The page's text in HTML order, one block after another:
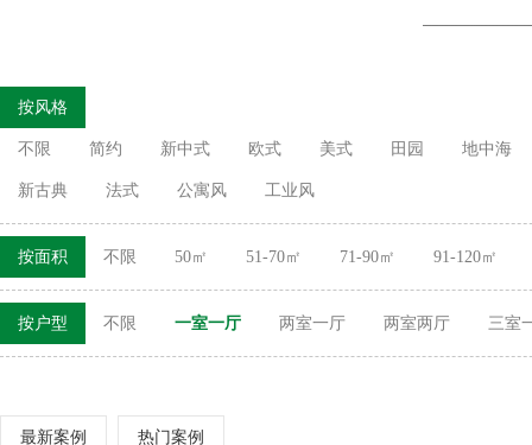
按风格
不限 简约 新中式 欧式 美式 田园 地中海
新古典 法式 公寓风 工业风
按面积 不限 50㎡ 51-70㎡ 71-90㎡ 91-120㎡
按户型 不限 一室一厅 两室一厅 两室两厅 三室
最新案例 热门案例